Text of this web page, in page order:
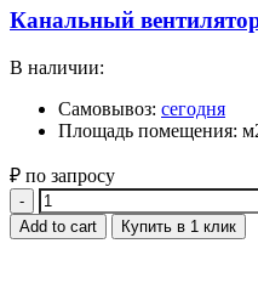
Канальный
В наличии:
Самовывоз: сегодня
Площадь помещения:
₽ по запросу
Quantity
Add to cart Купить в 1 клик